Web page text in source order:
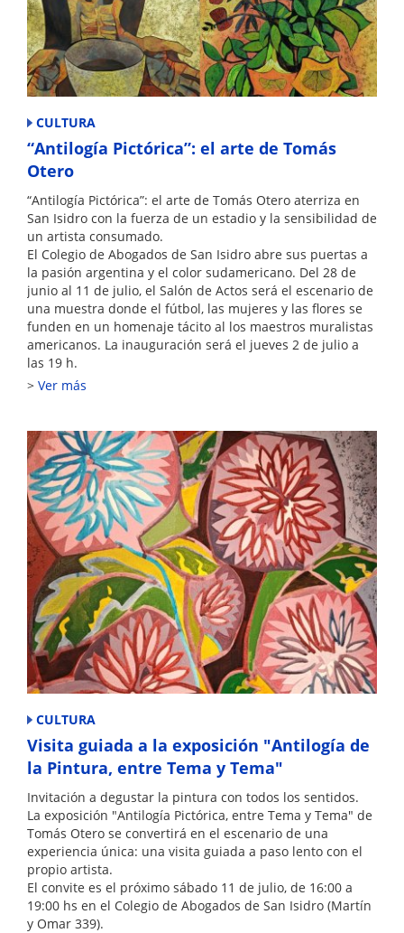
CULTURA
“Antilogía Pictórica”: el arte de Tomás
Otero
“Antilogía Pictórica”: el arte de Tomás Otero aterriza en
San Isidro con la fuerza de un estadio y la sensibilidad de
un artista consumado.
El Colegio de Abogados de San Isidro abre sus puertas a
la pasión argentina y el color sudamericano. Del 28 de
junio al 11 de julio, el Salón de Actos será el escenario de
una muestra donde el fútbol, las mujeres y las flores se
funden en un homenaje tácito al los maestros muralistas
americanos. La inauguración será el jueves 2 de julio a
las 19 h.
Ver más
CULTURA
Visita guiada a la exposición "Antilogía de
la Pintura, entre Tema y Tema"
Invitación a degustar la pintura con todos los sentidos.
La exposición "Antilogía Pictórica, entre Tema y Tema" de
Tomás Otero se convertirá en el escenario de una
experiencia única: una visita guiada a paso lento con el
propio artista.
El convite es el próximo sábado 11 de julio, de 16:00 a
19:00 hs en el Colegio de Abogados de San Isidro (Martín
y Omar 339).